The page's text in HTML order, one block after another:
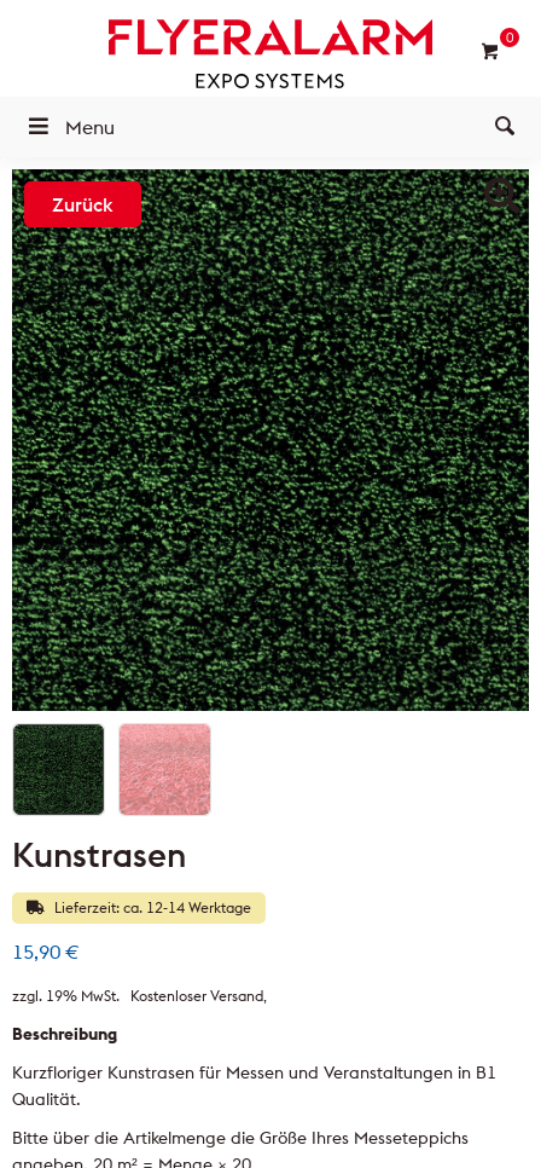
0
Menu
Zurück
Kunstrasen
Lieferzeit: ca. 12-14 Werktage
15,90 €
zzgl. 19% MwSt. Kostenloser Versand
Beschreibung
Kurzfloriger Kunstrasen für Messen und Veranstaltungen in B1
Qualität.
Bitte über die Artikelmenge die Größe Ihres Messeteppichs